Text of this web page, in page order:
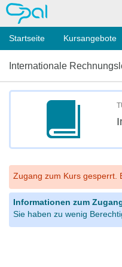
OPAL
Startseite Kursangebote
Internationale
Zugang zum Kurs gesperrt.
Informationen zum
Sie haben zu wenig